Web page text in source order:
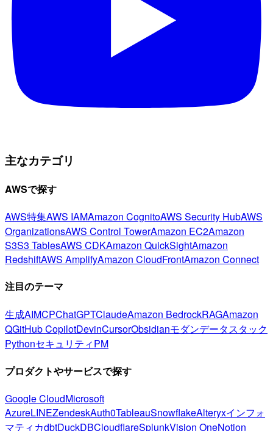
主なカテゴリ
AWSで探す
AWS特集AWS IAMAmazon CognitoAWS Security HubAWS
OrganizationsAWS Control TowerAmazon EC2Amazon
S3S3 TablesAWS CDKAmazon QuickSightAmazon
RedshiftAWS AmplifyAmazon CloudFrontAmazon Connect
注目のテーマ
生成AIMCPChatGPTClaudeAmazon BedrockRAGAmazon
QGitHub CopilotDevinCursorObsidianモダンデータスタック
PythonセキュリティPM
プロダクトやサービスで探す
Google CloudMicrosoft
AzureLINEZendeskAuth0TableauSnowflakeAlteryxインフォ
マティカdbtDuckDBCloudflareSplunkVision OneNotion